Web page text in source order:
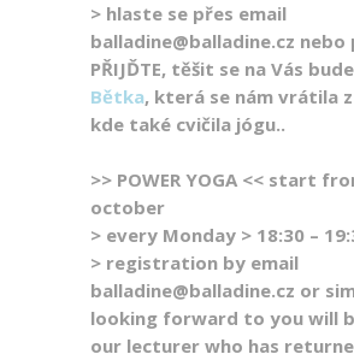
> hlaste se přes email
balladine@balladine.cz
PŘIJĎTE, těšit se na Vás
Bětka, která se nám vrátila
kde také cvičila jógu..
>> POWER YOGA << start
october
> every Monday > 18:30 –
> registration by email
balladine@balladine.cz or
looking forward to you will
our lecturer who has